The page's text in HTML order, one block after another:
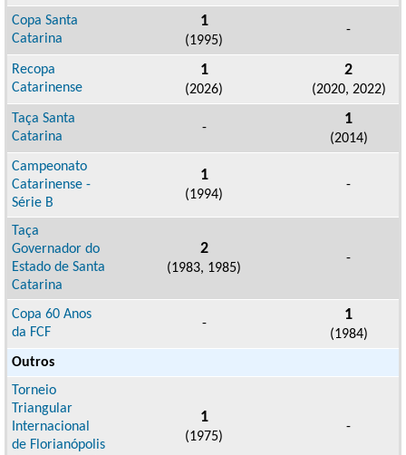
Copa Santa
Catarina
1
(1995)
-
Recopa
Catarinense
1
(2026)
2
(2020, 2022)
Taça Santa
Catarina
- 1
(2014)
Campeonato
Catarinense -
Série B
1
(1994)
-
Taça
Governador do
Estado de Santa
Catarina
2
(1983, 1985)
-
Copa 60 Anos
da FCF
- 1
(1984)
Outros
Torneio
Triangular
Internacional
de Florianópolis
1
(1975)
-